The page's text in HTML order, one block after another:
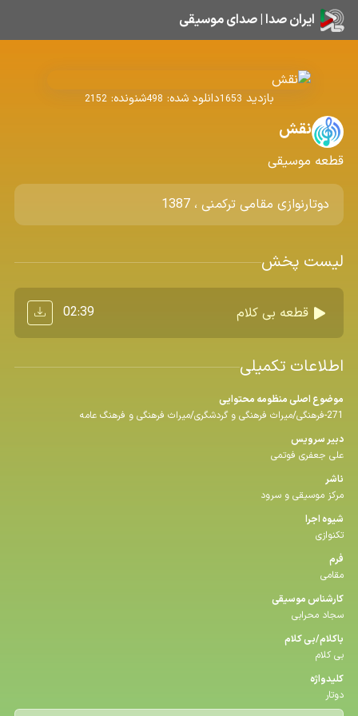
ایران صدا | صدای موسیقی
بازدید 1653دانلود شده: 498شنونده: 2152
نقش
قطعه موسیقی
دوتارنوازی مقامی ترکمنی ، 1387
لیست پخش
قطعه بی کلام 02:39
اطلاعات تکمیلی
موضوع اصلی منظومه محتوایی
271-فرهنگی/میراث فرهنگی و گردشگری/میراث فرهنگی و فرهنگ عامه
دبیر سرویس
علی جعفری فوتمی
ناشر
مرکز موسیقی و سرود
شیوه اجرا
تکنوازی
فرم
مقامی
كارشناس موسیقی
سجاد محرابی
باكلام/بی كلام
بی کلام
كلیدواژه
دوتار